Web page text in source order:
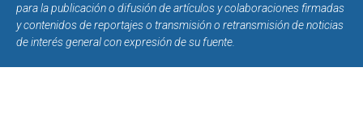
para la publicación o difusión de artículos y colaboraciones firmadas
y contenidos de reportajes o transmisión o retransmisión de noticias
de interés general con expresión de su fuente.